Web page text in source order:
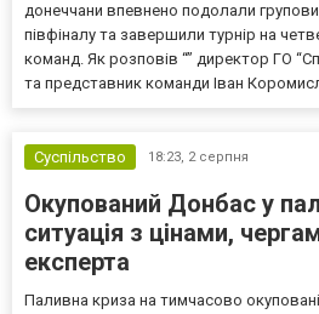
донеччани впевнено подолали
півфіналу та завершили турнір на
команд. Як розповів “” директор ГО
та представник команди Іван
Суспільство 18:23, 2 серпня
Окупований Донбас у
ситуація з цінами,
експерта
Паливна криза на тимчасово